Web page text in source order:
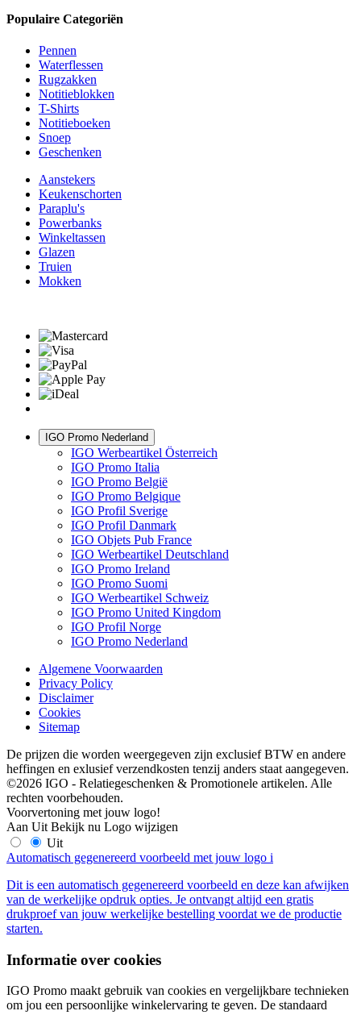
Populaire Categoriën
Pennen
Waterflessen
Rugzakken
Notitieblokken
T-Shirts
Notitieboeken
Snoep
Geschenken
Aanstekers
Keukenschorten
Paraplu's
Powerbanks
Winkeltassen
Glazen
Truien
Mokken
IGO Promo Nederland
IGO Werbeartikel Österreich
IGO Promo Italia
IGO Promo België
IGO Promo Belgique
IGO Profil Sverige
IGO Profil Danmark
IGO Objets Pub France
IGO Werbeartikel Deutschland
IGO Promo Ireland
IGO Promo Suomi
IGO Werbeartikel Schweiz
IGO Promo United Kingdom
IGO Profil Norge
IGO Promo Nederland
Algemene Voorwaarden
Privacy Policy
Disclaimer
Cookies
Sitemap
De prijzen die worden weergegeven zijn exclusief BTW en andere
heffingen en exlusief verzendkosten tenzij anders staat aangegeven.
©2026 IGO - Relatiegeschenken & Promotionele artikelen. Alle
rechten voorbehouden.
Voorvertoning met jouw logo!
Aan Uit Bekijk nu Logo wijzigen
Uit
Automatisch gegenereerd voorbeeld met jouw logo i
Dit is een automatisch gegenereerd voorbeeld en deze kan afwijken
van de werkelijke opdruk opties. Je ontvangt altijd een gratis
drukproef van jouw werkelijke bestelling voordat we de productie
starten.
Informatie over cookies
IGO Promo maakt gebruik van cookies en vergelijkbare technieken
om jou een persoonlijke winkelervaring te geven. De standaard